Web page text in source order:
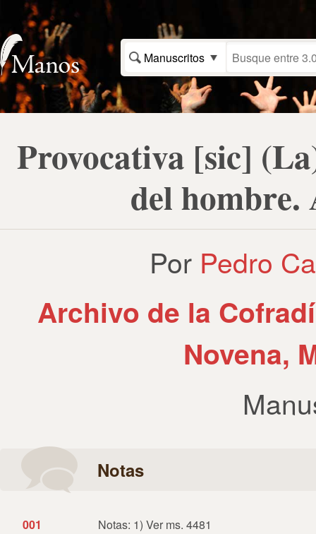
Manuscritos
Provocativa [sic]
del hombre.
Por Pedro
Archivo de la
Novena,
Notas
001 Notas: 1) Ver ms. 4481